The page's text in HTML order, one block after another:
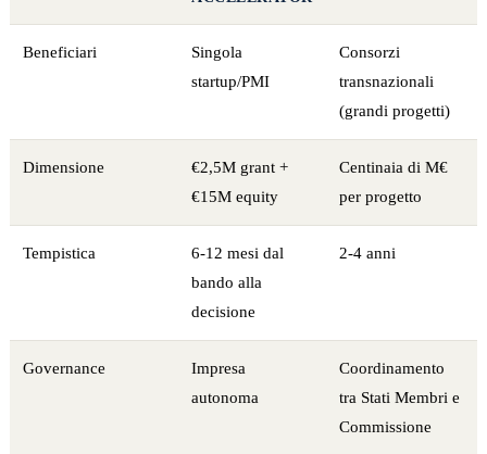
Beneficiari
Singola
startup/PMI
Consorzi
transnazionali
(grandi progetti)
Dimensione
€2,5M grant +
€15M equity
Centinaia di M€
per progetto
Tempistica
6-12 mesi dal
bando alla
decisione
2-4 anni
Governance
Impresa
autonoma
Coordinamento
tra Stati Membri e
Commissione